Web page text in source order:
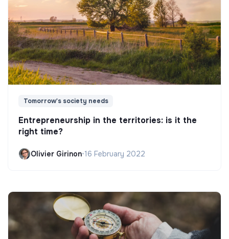
Tomorrow's society needs
Entrepreneurship in the territories: is it the
right time?
Olivier Girinon•16 February 2022